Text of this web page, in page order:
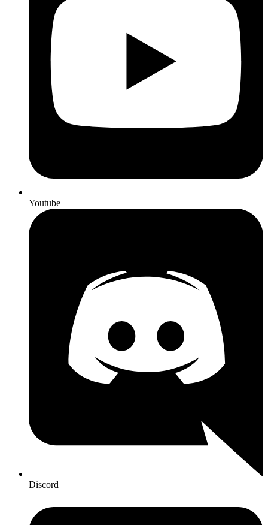
Youtube
Discord